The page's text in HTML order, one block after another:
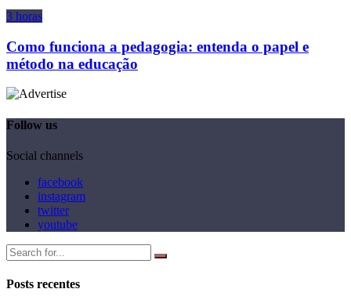
3 horas
Como funciona a pedagogia: entenda o papel e
método na educação
Follow us
Social channels
facebook
instagram
twitter
youtube
Posts recentes